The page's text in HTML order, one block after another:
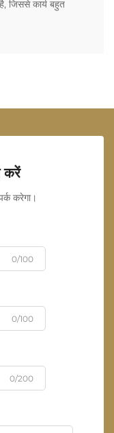
जिससे कार्य बहुत
करें
करेगा।
0/100
0/100
0/200